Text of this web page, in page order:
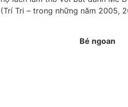
Tri – trong những năm
Bé ngoan